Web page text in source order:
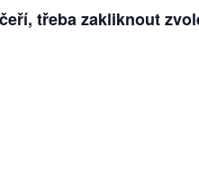
třeba zakliknout